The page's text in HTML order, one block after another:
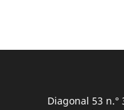
Diagonal 53 n.°